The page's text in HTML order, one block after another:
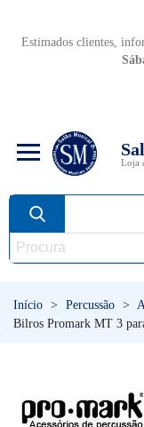
Estimados clientes,
Loja
Início > Percussão >
Bilros Promark MT 3